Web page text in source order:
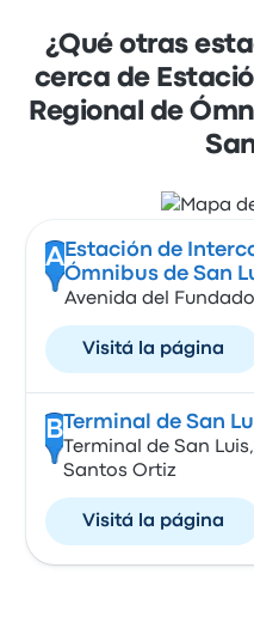
¿Qué otras
cerca de
Regional de
A Estación de
Ómnibus de San
Avenida del
Visitá la página
B Terminal de San
Terminal de San
Santos Ortiz
Visitá la página